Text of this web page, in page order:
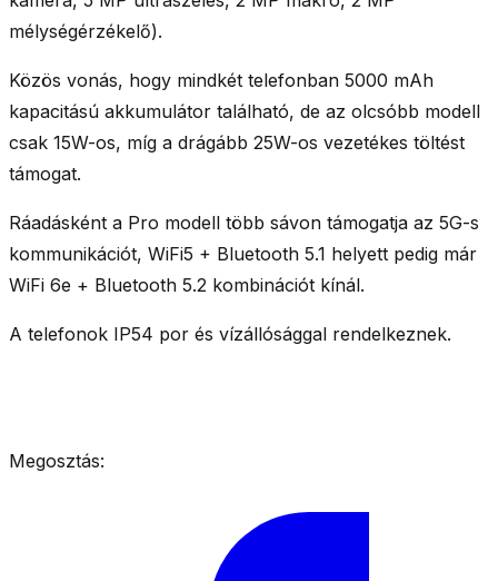
mélységérzékelő).
Közös vonás, hogy mindkét telefonban 5000 mAh
kapacitású akkumulátor található, de az olcsóbb modell
csak 15W-os, míg a drágább 25W-os vezetékes töltést
támogat.
Ráadásként a Pro modell több sávon támogatja az 5G-s
kommunikációt, WiFi5 + Bluetooth 5.1 helyett pedig már
WiFi 6e + Bluetooth 5.2 kombinációt kínál.
A telefonok IP54 por és vízállósággal rendelkeznek.
Megosztás: